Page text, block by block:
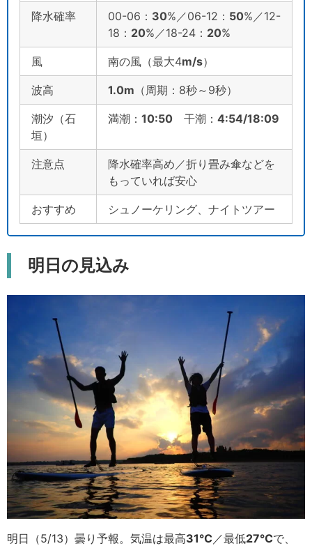
降水確率 00-06： 30%／06-12： 50%／12-
18： 20%／18-24： 20%
風 南の風（最大4m/s）
波高 1.0m （周期：8秒～9秒）
潮汐（石
垣）
満潮： 10:50 干潮： 4:54/18:09
注意点
降水確率高め／折り畳み傘などを
もっていれば安心
おすすめ シュノーケリング、ナイトツアー
明日の見込み
明日（5/13）曇り予報。気温は最高31℃ ／最低27℃で、